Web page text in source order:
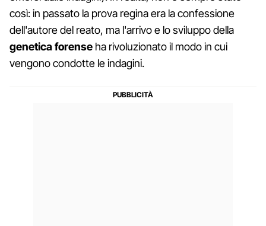
così: in passato la prova regina era la confessione
dell'autore del reato, ma l'arrivo e lo sviluppo della
genetica forense ha rivoluzionato il modo in cui
vengono condotte le indagini.